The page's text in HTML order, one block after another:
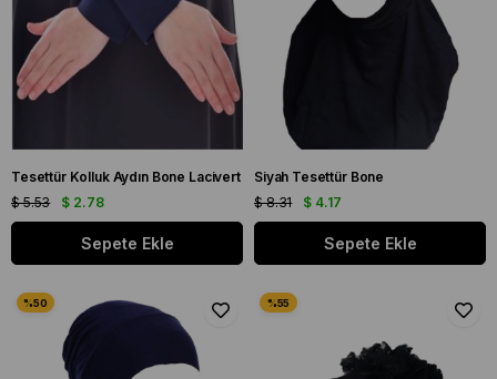
Tesettür Kolluk Aydın Bone Lacivert
$ 2.78
$ 5.53
Sepete Ekle
Siyah Tesettür Bone
$ 4.17
$ 8.31
Sepete Ekle